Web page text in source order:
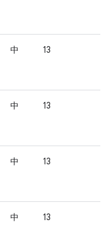
中 13
中 13
中 13
中 13